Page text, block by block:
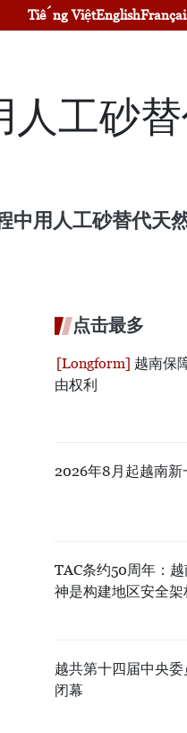
Tiếng ViệtEnglish
人工砂
中用人工砂替代天
点击最多
越南保
由权利
2026年8月起越南新
TAC条约50周年：
神是构建地区安全
越共第十四届中央
闭幕